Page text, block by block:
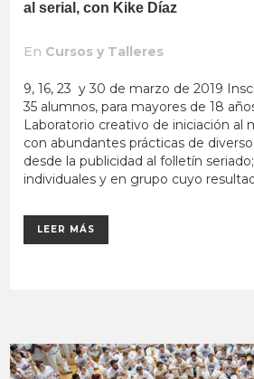
al serial, con Kike Díaz
En Cursos y Talleres
9, 16, 23 y 30 de marzo de 2019
35 alumnos, para mayores de 18
Laboratorio creativo de iniciación al
con abundantes prácticas de
desde la publicidad al folletín
individuales y en grupo cuyo
LEER MÁS